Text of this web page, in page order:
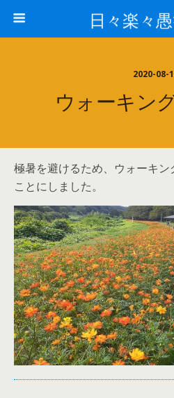
日々楽々
2020-08-
ウォーキン
極暑を避けるため、ウォーキ
ことにしました。